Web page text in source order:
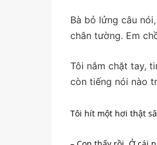
Bà bỏ lửng câu
chân tường. Em
Tôi nắm chặt tay,
còn tiếng nói nào
Tôi hít một hơi thật